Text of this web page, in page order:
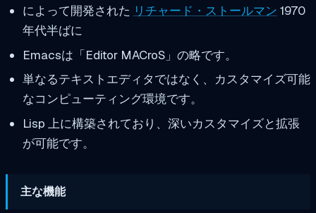
によって開発された リチャード・ストールマン 1970
年代半ばに
Emacsは「Editor MACroS」の略です。
単なるテキストエディタではなく、カスタマイズ可能
なコンピューティング環境です。
Lisp 上に構築されており、深いカスタマイズと拡張
が可能です。
主な機能